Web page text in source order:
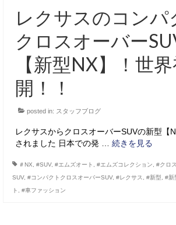
トップメッセージ
スタッフ紹介
ブログ
イベント
ニュース
スタッフブログ
お客様の声
お問い合わせ
レクサスのコンパ
クロスオーバー
【新型NX】！世
開！！
posted in: スタッフブログ
レクサスからクロスオーバーSUVの新型【
されました 日本での発 … 続きを見る
＃NX #SUV, #エムズオート #エムズコレクション #クロ
SUV, #コンパクトクロスオーバーSUV, #レクサス #新型 #新
ト
#車ファッション